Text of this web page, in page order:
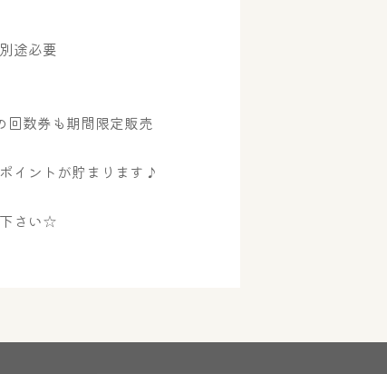
途必要
数券も期間限定販売
イントが貯まります♪
さい☆